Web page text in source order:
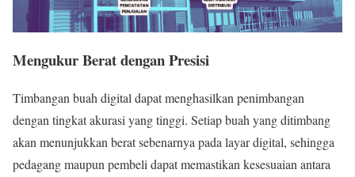
Mengukur Berat dengan Presisi
Timbangan buah digital dapat menghasilkan penimbangan
dengan tingkat akurasi yang tinggi. Setiap buah yang ditimbang
akan menunjukkan berat sebenarnya pada layar digital, sehingga
pedagang maupun pembeli dapat memastikan kesesuaian antara